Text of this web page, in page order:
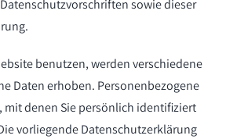
sowie dieser
benutzen, werden verschiedene
Daten erhoben. Personenbezogene
mit denen Sie persönlich identifiziert
vorliegende Datenschutzerklärung